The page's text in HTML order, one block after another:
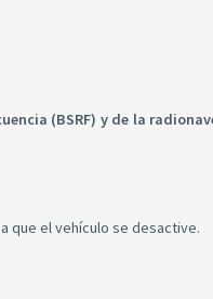
(BSRF) y de la
que el vehículo se desactive.